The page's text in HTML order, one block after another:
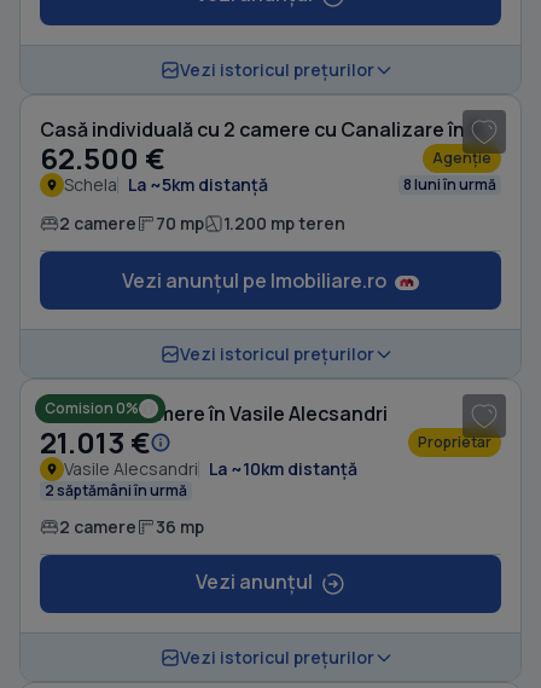
Vezi istoricul prețurilor
Casă individuală cu 2 camere cu Canalizare în Schela
62.500 € Agenție
Schela La ~5km distanță 8 luni în urmă
2 camere 70 mp 1.200 mp teren
Vezi anunțul pe Imobiliare.ro
Vezi istoricul prețurilor
Comision 0%
Casă cu 2 camere în Vasile Alecsandri
21.013 € Proprietar
Vasile Alecsandri La ~10km distanță
2 săptămâni în urmă
2 camere 36 mp
Vezi anunțul
Vezi istoricul prețurilor